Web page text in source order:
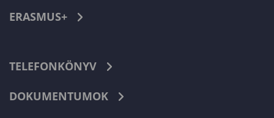
ERASMUS+
TELEFONKÖNYV
DOKUMENTUMOK